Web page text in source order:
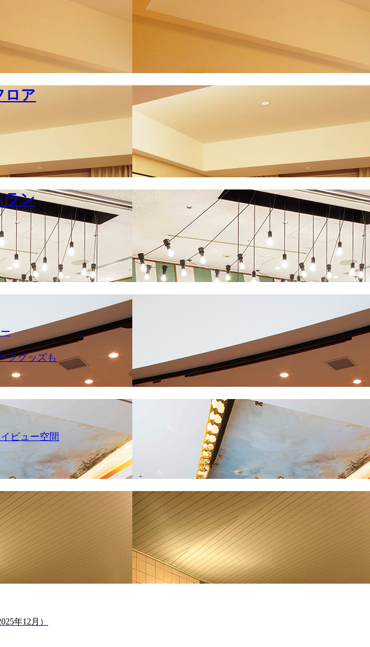
ロア
ラン
クグッズも
ビュー空間
年12月）